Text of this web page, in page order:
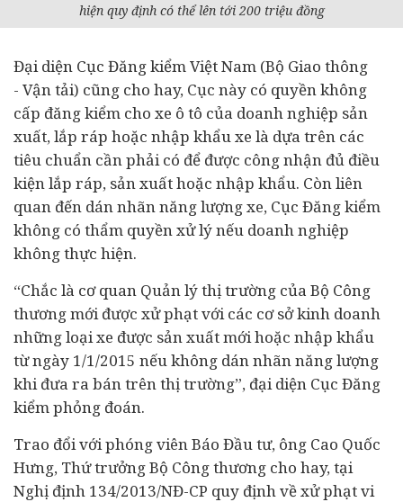
hiện quy định có thể lên tới 200 triệu đồng
Đại diện Cục Đăng kiểm Việt Nam (Bộ Giao thông
- Vận tải) cũng cho hay, Cục này có quyền không
cấp đăng kiểm cho xe ô tô của doanh nghiệp sản
xuất, lắp ráp hoặc nhập khẩu xe là dựa trên các
tiêu chuẩn cần phải có để được công nhận đủ điều
kiện lắp ráp, sản xuất hoặc nhập khẩu. Còn liên
quan đến dán nhãn năng lượng xe, Cục Đăng kiểm
không có thẩm quyền xử lý nếu doanh nghiệp
không thực hiện.
“Chắc là cơ quan Quản lý thị trường của Bộ Công
thương mới được xử phạt với các cơ sở kinh doanh
những loại xe được sản xuất mới hoặc nhập khẩu
từ ngày 1/1/2015 nếu không dán nhãn năng lượng
khi đưa ra bán trên thị trường”, đại diện Cục Đăng
kiểm phỏng đoán.
Trao đổi với phóng viên Báo Đầu tư, ông Cao Quốc
Hưng, Thứ trưởng Bộ Công thương cho hay, tại
Nghị định 134/2013/NĐ-CP quy định về xử phạt vi